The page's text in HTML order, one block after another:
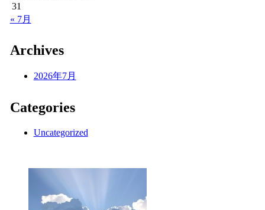
31
« 7月
Archives
2026年7月
Categories
Uncategorized